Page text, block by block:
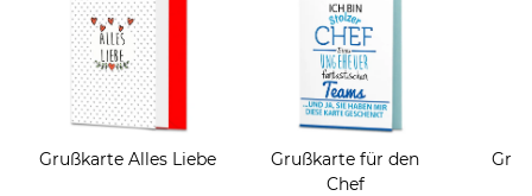
Grußkarte Alles Liebe
Grußkarte für den
Chef